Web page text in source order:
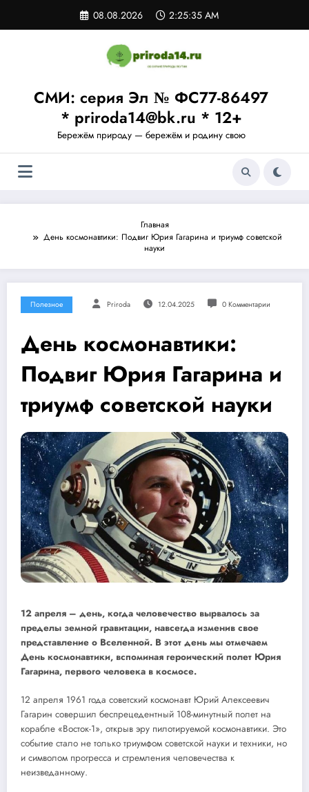
содержимому
08.08.2026 2:25:36 AM
СМИ: серия Эл № ФС77-86497
* priroda14@bk.ru * 12+
Бережём природу — бережём и родину свою
Главная
День космонавтики: Подвиг Юрия Гагарина и триумф советской
науки
Полезное Priroda 12.04.2025 0 Комментарии
День космонавтики:
Подвиг Юрия Гагарина и
триумф советской науки
12 апреля – день, когда человечество вырвалось за
пределы земной гравитации, навсегда изменив свое
представление о Вселенной. В этот день мы отмечаем
День космонавтики, вспоминая героический полет Юрия
Гагарина, первого человека в космосе.
12 апреля 1961 года советский космонавт Юрий Алексеевич
Гагарин совершил беспрецедентный 108-минутный полет на
корабле «Восток-1», открыв эру пилотируемой космонавтики. Это
событие стало не только триумфом советской науки и техники, но
и символом прогресса и стремления человечества к
неизведанному.